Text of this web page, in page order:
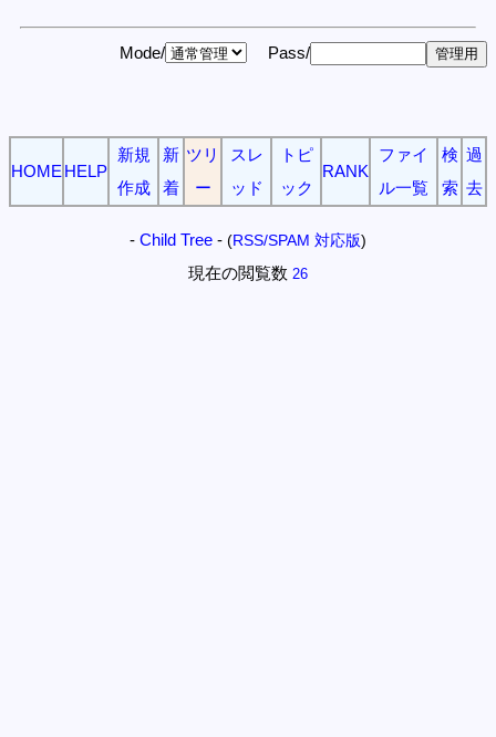
Mode/ Pass/
HOME HELP
新規
作成
新
着
ツリ
ー
スレ
ッド
トピ
ック
RANK
ファイ
ル一覧
検
索
過
去
- Child Tree - (RSS/SPAM 対応版)
現在の閲覧数 26